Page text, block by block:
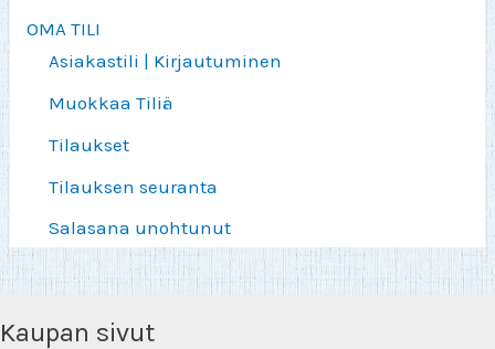
OMA TILI
Asiakastili | Kirjautuminen
Muokkaa Tiliä
Tilaukset
Tilauksen seuranta
Salasana unohtunut
Kaupan sivut